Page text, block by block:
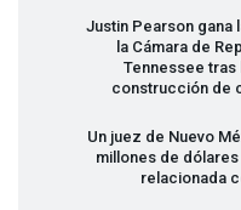
Justin Pearson gana
la Cámara de
Tennessee tras
construcción de
Un juez de Nuevo
millones de
relacionada